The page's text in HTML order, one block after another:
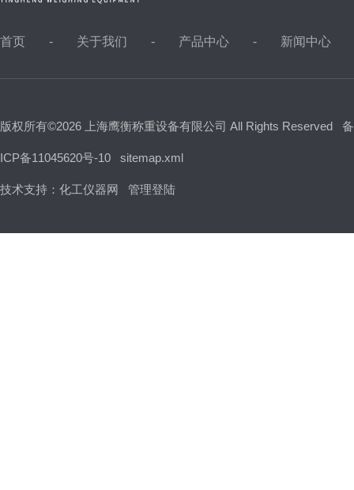
首页 关于我们 产品中心 新闻中心
版权所有©2026 上海鹰衡称重设备有限公司 All Rights Reserved
ICP备11045620号-10 sitemap.xml
技术支持： 化工仪器网 管理登陆